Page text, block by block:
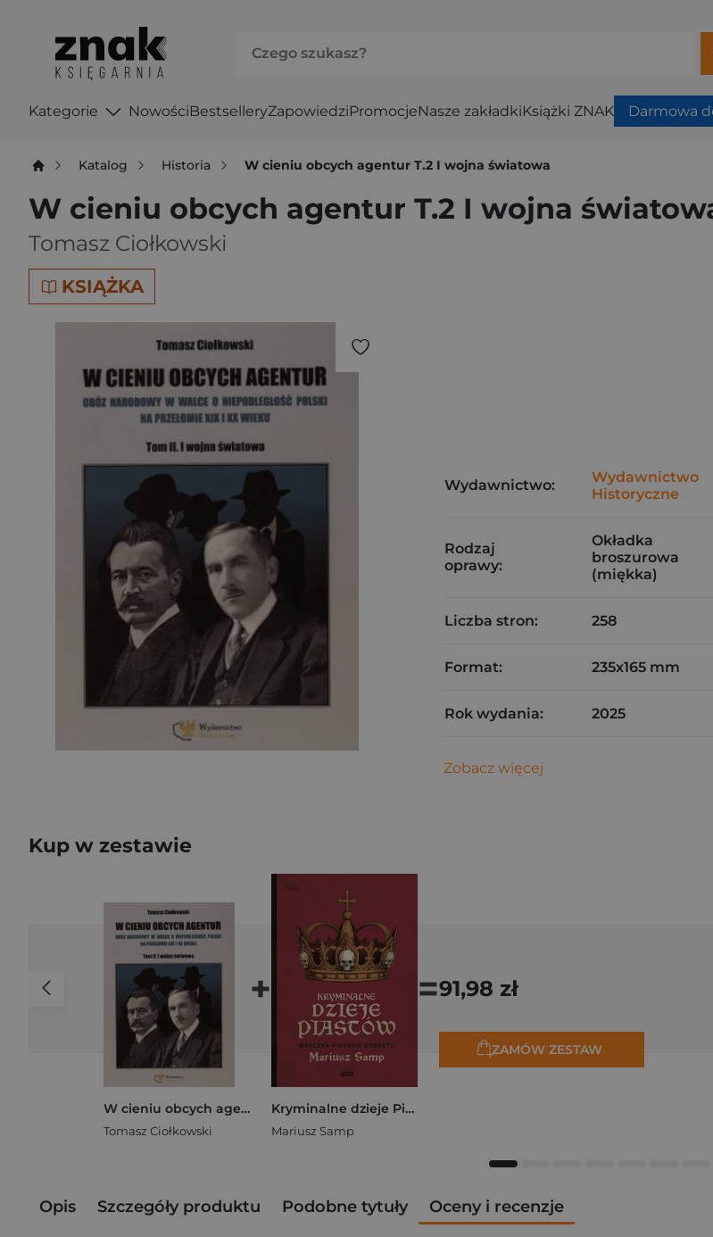
Kategorie NowościBestselleryZapowiedziPromocjeNasze zakładkiKsiążki ZNAK Darmowa
Katalog Historia W cieniu obcych agentur T.2 I wojna światowa
W cieniu obcych agentur T.2 I wojna
Tomasz Ciołkowski
KSIĄŻKA
Wydawnictwo:
Wydawnictwo
Historyczne
Rodzaj
oprawy:
Okładka
broszurowa
(miękka)
Liczba stron: 258
Format: 235x165 mm
Rok wydania: 2025
Zobacz więcej
Kup w zestawie
W cieniu obcych agentur T.2 I wojna światowa
Tomasz Ciołkowski
+
Kryminalne dzieje Piastów. Mroczna historia dynastii
Mariusz Samp
=91,98 zł
ZAMÓW ZESTAW
Opis Szczegóły produktu Podobne tytuły Oceny i recenzje